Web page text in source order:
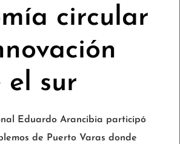
circular
el sur
Eduardo Arancibia participó
de Puerto Varas donde